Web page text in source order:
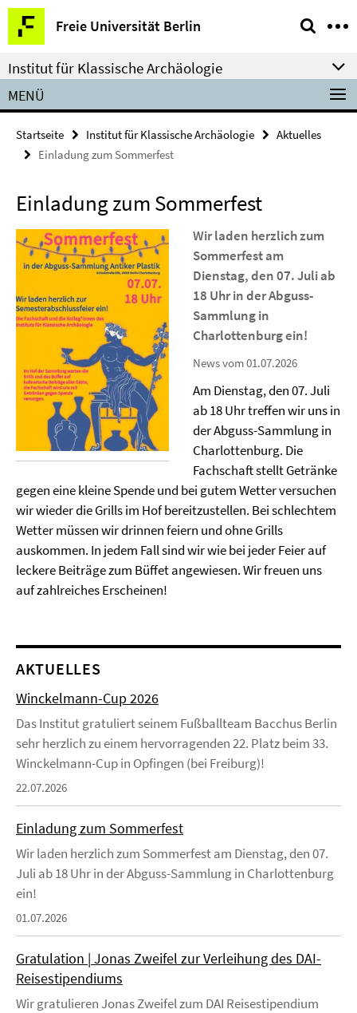
Springe
direkt
zu
Inhalt
Freie Universität Berlin
Service-
Navigation
Institut für Klassische Archäologie
MENÜ
Startseite Institut für Klassische Archäologie
Aktuelles
Einladung zum Sommerfest
Einladung zum Sommerfest
Wir laden herzlich zum
Sommerfest am
Dienstag, den 07. Juli ab
18 Uhr in der Abguss-
Sammlung in
Charlottenburg ein!
News vom 01.07.2026
Am Dienstag, den 07. Juli
ab 18 Uhr treffen wir uns in
der Abguss-Sammlung in
Charlottenburg. Die
Fachschaft stellt Getränke
gegen eine kleine Spende und bei gutem Wetter versuchen
wir wieder die Grills im Hof bereitzustellen. Bei schlechtem
Wetter müssen wir drinnen feiern und ohne Grills
auskommen. In jedem Fall sind wir wie bei jeder Feier auf
leckere Beiträge zum Büffet angewiesen. Wir freuen uns
auf zahlreiches Erscheinen!
AKTUELLES
Winckelmann-Cup 2026
Das Institut gratuliert seinem Fußballteam Bacchus Berlin
sehr herzlich zu einem hervorragenden 22. Platz beim 33.
Winckelmann-Cup in Opfingen (bei Freiburg)!
22.07.2026
Einladung zum Sommerfest
Wir laden herzlich zum Sommerfest am Dienstag, den 07.
Juli ab 18 Uhr in der Abguss-Sammlung in Charlottenburg
ein!
01.07.2026
Gratulation | Jonas Zweifel zur Verleihung des DAI-
Reisestipendiums
Wir gratulieren Jonas Zweifel zum DAI Reisestipendium